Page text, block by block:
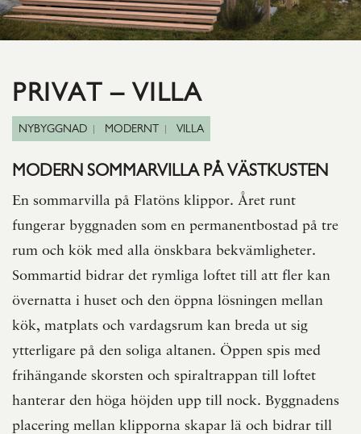
PRIVAT – VILLA
NYBYGGNAD MODERNT VILLA
MODERN SOMMARVILLA PÅ VÄSTKUSTEN
En sommarvilla på Flatöns klippor. Året runt
fungerar byggnaden som en permanentbostad på tre
rum och kök med alla önskbara bekvämligheter.
Sommartid bidrar det rymliga loftet till att fler kan
övernatta i huset och den öppna lösningen mellan
kök, matplats och vardagsrum kan breda ut sig
ytterligare på den soliga altanen. Öppen spis med
frihängande skorsten och spiraltrappan till loftet
hanterar den höga höjden upp till nock. Byggnadens
placering mellan klipporna skapar lä och bidrar till